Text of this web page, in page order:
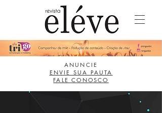
ANUNCIE
ENVIE SUA PAUTA
FALE CONOSCO